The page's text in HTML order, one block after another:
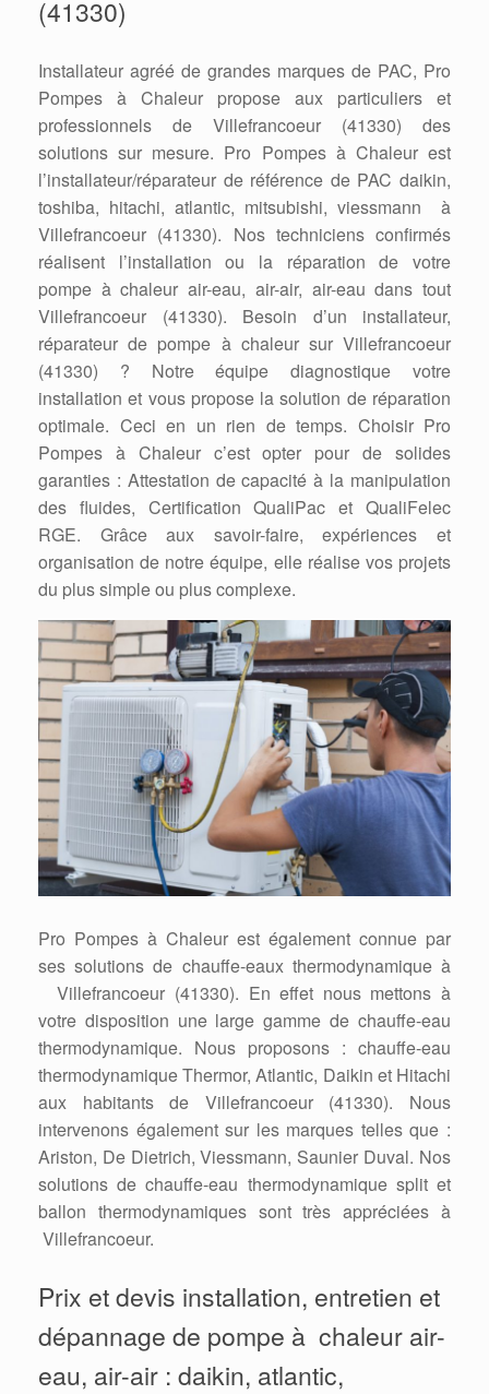
(41330)
Installateur agréé de grandes marques de PAC, Pro
Pompes à Chaleur propose aux particuliers et
professionnels de Villefrancoeur (41330) des
solutions sur mesure. Pro Pompes à Chaleur est
l’installateur/réparateur de référence de PAC daikin,
toshiba, hitachi, atlantic, mitsubishi, viessmann à
Villefrancoeur (41330). Nos techniciens confirmés
réalisent l’installation ou la réparation de votre
pompe à chaleur air-eau, air-air, air-eau dans tout
Villefrancoeur (41330). Besoin d’un installateur,
réparateur de pompe à chaleur sur Villefrancoeur
(41330) ? Notre équipe diagnostique votre
installation et vous propose la solution de réparation
optimale. Ceci en un rien de temps. Choisir Pro
Pompes à Chaleur c’est opter pour de solides
garanties : Attestation de capacité à la manipulation
des fluides, Certification QualiPac et QualiFelec
RGE. Grâce aux savoir-faire, expériences et
organisation de notre équipe, elle réalise vos projets
du plus simple ou plus complexe.
Pro Pompes à Chaleur est également connue par
ses solutions de chauffe-eaux thermodynamique à
Villefrancoeur (41330). En effet nous mettons à
votre disposition une large gamme de chauffe-eau
thermodynamique. Nous proposons : chauffe-eau
thermodynamique Thermor, Atlantic, Daikin et Hitachi
aux habitants de Villefrancoeur (41330). Nous
intervenons également sur les marques telles que :
Ariston, De Dietrich, Viessmann, Saunier Duval. Nos
solutions de chauffe-eau thermodynamique split et
ballon thermodynamiques sont très appréciées à
Villefrancoeur.
Prix et devis installation, entretien et
dépannage de pompe à chaleur air-
eau, air-air : daikin, atlantic,